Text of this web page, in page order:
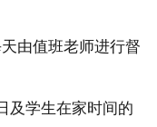
由值班老师进行督
及学生在家时间的